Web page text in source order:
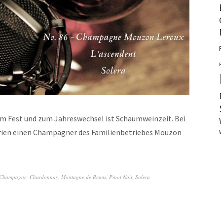
Fest und zum Jahreswechsel ist Schaumweinzeit. Bei
einen Champagner des Familienbetriebes Mouzon
, Chardonnay, Montagne de Reims, Pinot Noir, Solera